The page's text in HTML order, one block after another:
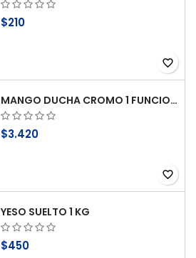
$210
favorite_border
MANGO DUCHA CROMO 1 FUNCION ANTICAL STRETTO
$3.420
favorite_border
YESO SUELTO 1 KG
$450